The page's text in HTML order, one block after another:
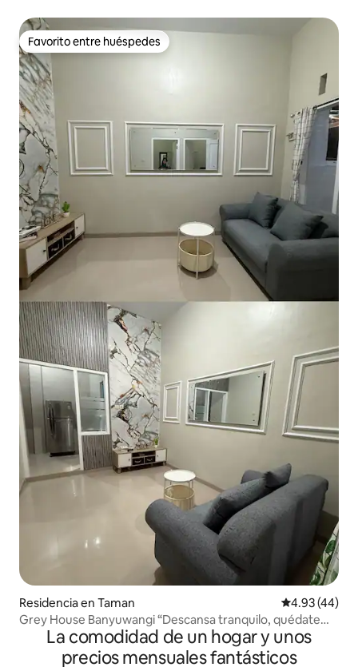
Favorito entre huéspedes
Favorito entre huéspedes
Residencia en Taman Calificación
4.93 (44)
Grey House Banyuwangi “Descansa tranquilo, quédate
cómodo”La comodidad de un hogar y unos
precios mensuales fantásticos